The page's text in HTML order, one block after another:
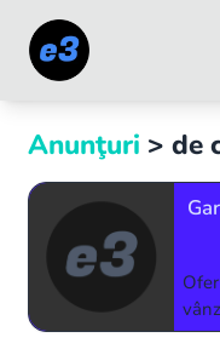
Anunţuri > de
detalii la